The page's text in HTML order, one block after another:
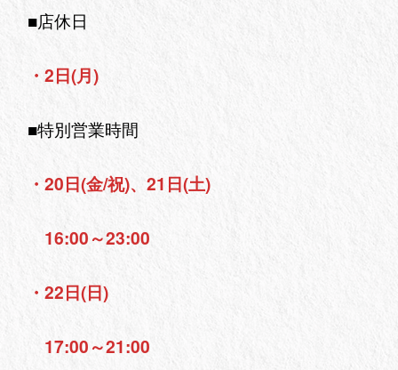
■店休日
・2日(月)
■特別営業時間
・20日(金/祝)、21日(土)
16:00～23:00
・22日(日)
17:00～21:00